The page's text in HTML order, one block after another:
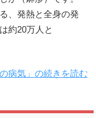
、発熱と全身の発
約20万人と
病気」の続きを読む